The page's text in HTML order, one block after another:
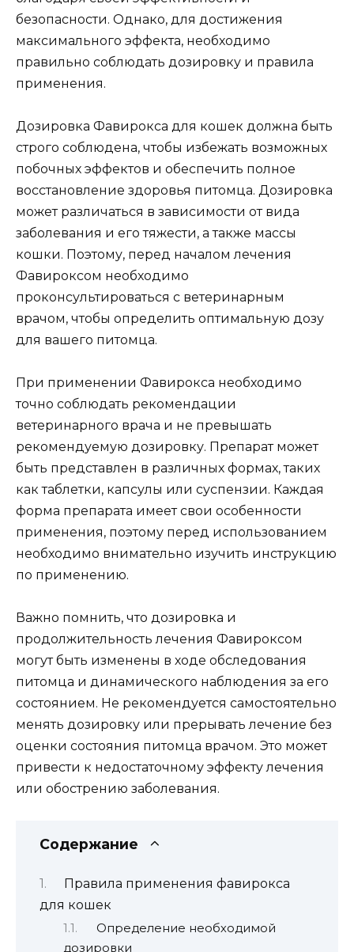
безопасности. Однако, для достижения
максимального эффекта, необходимо
правильно соблюдать дозировку и правила
применения.
Дозировка Фавирокса для кошек должна быть
строго соблюдена, чтобы избежать возможных
побочных эффектов и обеспечить полное
восстановление здоровья питомца. Дозировка
может различаться в зависимости от вида
заболевания и его тяжести, а также массы
кошки. Поэтому, перед началом лечения
Фавироксом необходимо
проконсультироваться с ветеринарным
врачом, чтобы определить оптимальную дозу
для вашего питомца.
При применении Фавирокса необходимо
точно соблюдать рекомендации
ветеринарного врача и не превышать
рекомендуемую дозировку. Препарат может
быть представлен в различных формах, таких
как таблетки, капсулы или суспензии. Каждая
форма препарата имеет свои особенности
применения, поэтому перед использованием
необходимо внимательно изучить инструкцию
по применению.
Важно помнить, что дозировка и
продолжительность лечения Фавироксом
могут быть изменены в ходе обследования
питомца и динамического наблюдения за его
состоянием. Не рекомендуется самостоятельно
менять дозировку или прерывать лечение без
оценки состояния питомца врачом. Это может
привести к недостаточному эффекту лечения
или обострению заболевания.
Содержание
Правила применения фавирокса
для кошек
Определение необходимой
дозировки